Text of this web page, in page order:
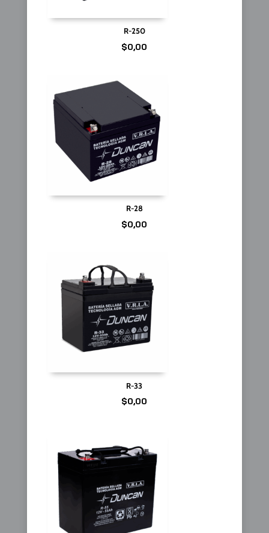
R-250
$0,00
R-28
$0,00
R-33
$0,00